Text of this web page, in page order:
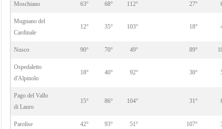
Moschiano 63° 68° 112° 27°
Mugnano del
Cardinale
12° 35° 103° 18°
Nusco 90° 70° 49° 89°
Ospedaletto
d'Alpinolo
18° 40° 92° 30°
Pago del Vallo
di Lauro
15° 86° 104° 31°
Parolise 42° 93° 51° 107°